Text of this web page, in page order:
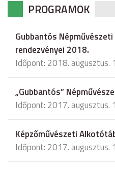
PROGRAMOK
Gubbantós
rendezvényei 2018.
Időpont: 2018. augusztus.
„Gubbantós”
Időpont: 2017. augusztus.
Képzőművészeti
Időpont: 2017. augusztus.